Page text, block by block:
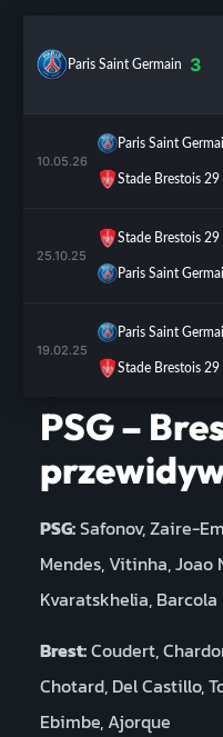
Paris Saint Germain 3
10.05.26
Paris Saint
Stade Brestois 29
25.10.25
Stade Brestois 29
Paris Saint
19.02.25
Paris Saint
Stade Brestois 29
PSG –
PSG:Safonov, Zaire-
Mendes, Vitinha, Joao
Kvaratskhelia, Barcola
Brest:Coudert,
Chotard, Del Castillo,
Ebimbe, Ajorque